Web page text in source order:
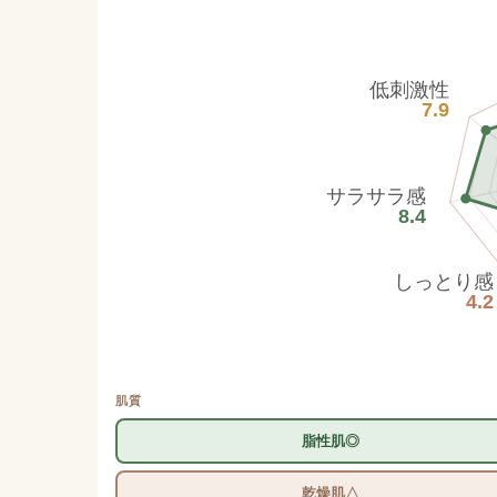
しっとり感
4.2
サラサラ感
8.4
低刺激性
7.9
肌質
脂性肌◎
乾燥肌△